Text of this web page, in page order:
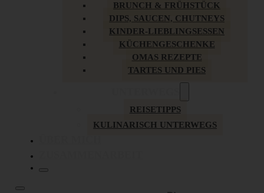
BRUNCH & FRÜHSTÜCK
DIPS, SAUCEN, CHUTNEYS
KINDER-LIEBLINGSESSEN
KÜCHENGESCHENKE
OMAS REZEPTE
TARTES UND PIES
REISETIPPS
KULINARISCH UNTERWEGS